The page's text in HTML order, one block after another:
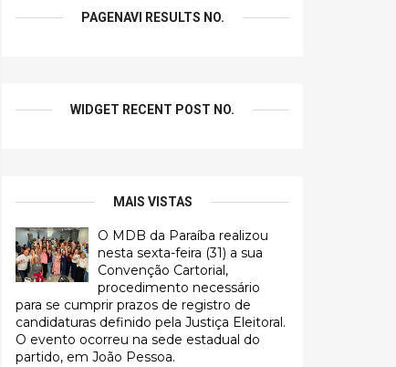
PAGENAVI RESULTS NO.
WIDGET RECENT POST NO.
MAIS VISTAS
O MDB da Paraíba realizou
nesta sexta-feira (31) a sua
Convenção Cartorial,
procedimento necessário
para se cumprir prazos de registro de
candidaturas definido pela Justiça Eleitoral.
O evento ocorreu na sede estadual do
partido, em João Pessoa.